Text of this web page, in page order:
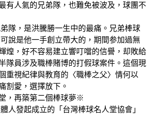
有人氣的兄弟隊，也難免被波及，球團不
隊，是洪騰勝一生中的最痛。兄弟棒球
說是他一手創立帶大的，期間参加過無
煌，好不容易建立響叮噹的信譽，却敗給
隊員涉及職棒賭博的打假球案件。這個現
重視紀律與教育的〈職棒之父〉情何以
割愛，選擇放下。
，再築第二個棒球夢※
人發起成立的「台灣棒球名人堂協會」